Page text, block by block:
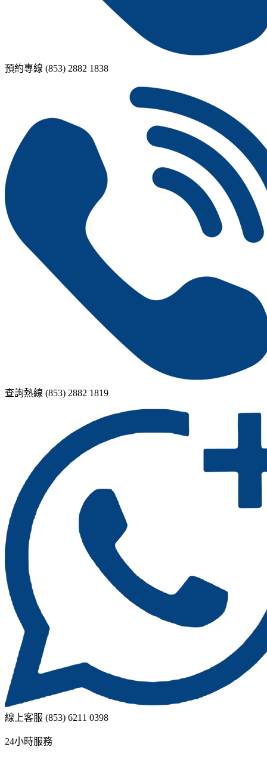
預約專線 (853) 2882 1838
查詢熱線 (853) 2882 1819
線上客服 (853) 6211 0398
24小時服務